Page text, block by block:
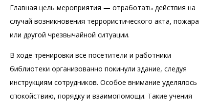
Главная цель мероприятия — отработать действия на
случай возникновения террористического акта, пожара
или другой чрезвычайной ситуации.
В ходе тренировки все посетители и работники
библиотеки организованно покинули здание, следуя
инструкциям сотрудников. Особое внимание уделялось
спокойствию, порядку и взаимопомощи. Такие учения